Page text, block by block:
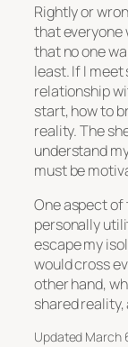
Rightly or
that everyone
that no one
least. If I
relationship
start, how to
reality. The
understand
must be
One aspect
personally
escape my
would cross
other hand,
shared
Updated March